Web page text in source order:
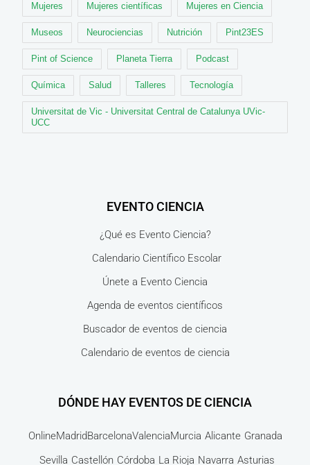
Mujeres Mujeres científicas Mujeres en Ciencia
Museos Neurociencias Nutrición Pint23ES
Pint of Science Planeta Tierra Podcast
Química Salud Talleres Tecnología
Universitat de Vic - Universitat Central de Catalunya UVic-
UCC
EVENTO CIENCIA
¿Qué es Evento Ciencia?
Calendario Científico Escolar
Únete a Evento Ciencia
Agenda de eventos científicos
Buscador de eventos de ciencia
Calendario de eventos de ciencia
DÓNDE HAY EVENTOS DE CIENCIA
OnlineMadridBarcelonaValenciaMurcia Alicante Granada
Sevilla Castellón Córdoba La Rioja Navarra Asturias